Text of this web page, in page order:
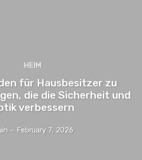
HEIM
für Hausbesitzer zu
die die Sicherheit und
verbessern
- February 7, 2026